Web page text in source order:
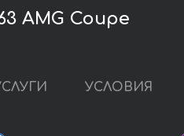
AMG Coupe
УСЛОВИЯ